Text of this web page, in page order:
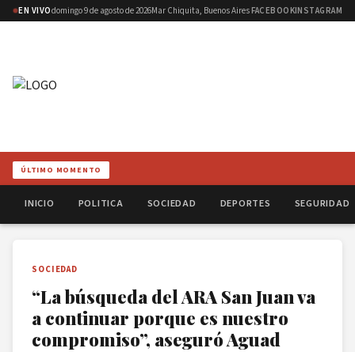
EN VIVOdomingo 9 de agosto de 2026Mar Chiquita, Buenos AiresFACEBOOKINSTAGRAM
ÚLTIMO MOMENTO
INICIO POLITICA SOCIEDAD DEPORTES SEGURIDAD
SOCIEDAD
“La búsqueda del ARA San Juan va
a continuar porque es nuestro
compromiso”, aseguró Aguad